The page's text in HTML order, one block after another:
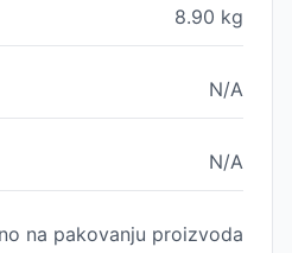
8.90 kg
N/A
N/A
na pakovanju proizvoda